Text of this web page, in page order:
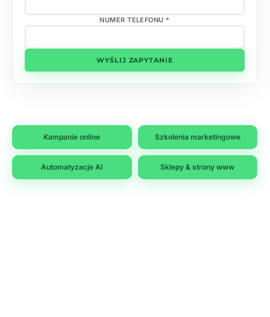
NUMER TELEFONU *
WYŚLIJ ZAPYTANIE
Kampanie online Szkolenia marketingowe
Automatyzacje AI Sklepy & strony www